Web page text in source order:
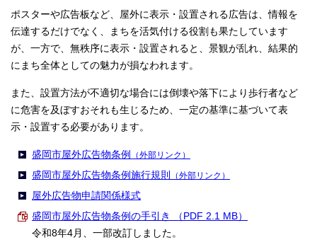
ポスターや広告板など、屋外に表示・設置される広告は、情報を
伝達するだけでなく、まちを活気付ける役割も果たしています
が、一方で、無秩序に表示・設置されると、景観が乱れ、結果的
にまち全体としての魅力が損なわれます。
また、設置方法が不適切な場合には倒壊や落下により歩行者など
に危害を及ぼすおそれも生じるため、一定の基準に基づいて表
示・設置する必要があります。
盛岡市屋外広告物条例 （外部リンク）
盛岡市屋外広告物条例施行規則 （外部リンク）
屋外広告物申請関係様式
盛岡市屋外広告物条例の手引き （PDF 2.1 MB）
令和8年4月、一部改訂しました。